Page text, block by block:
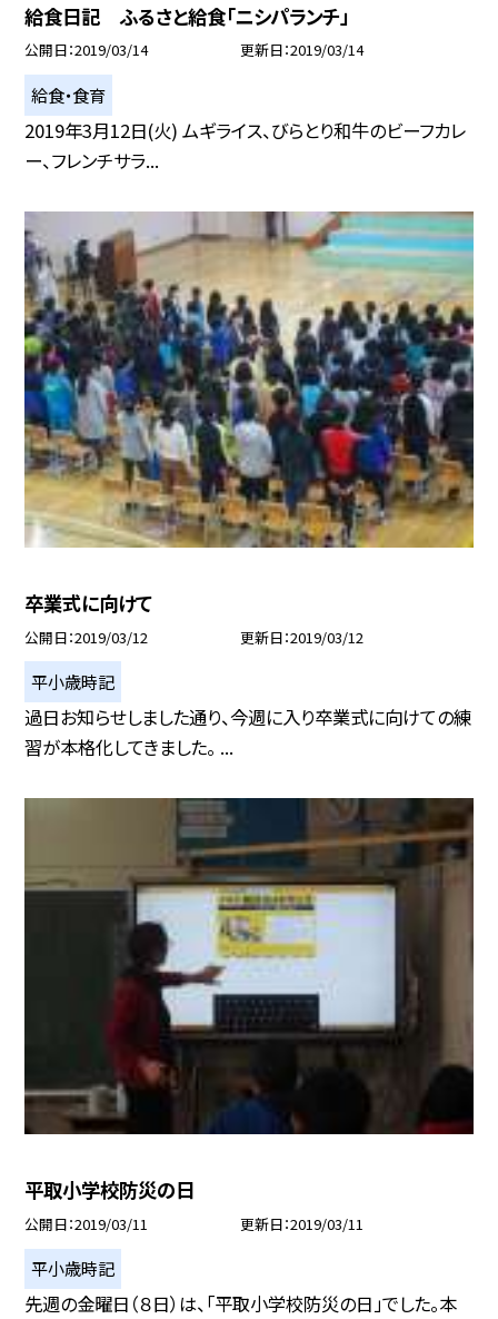
給食日記 ふるさと給食「ニシパランチ」
公開日 2019/03/14 更新日 2019/03/14
給食・食育
2019年3月12日(火) ムギライス、びらとり和牛のビーフカレ
ー、フレンチサラ...
卒業式に向けて
公開日 2019/03/12 更新日 2019/03/12
平小歳時記
過日お知らせしました通り、今週に入り卒業式に向けての練
習が本格化してきました。 ...
平取小学校防災の日
公開日 2019/03/11 更新日 2019/03/11
平小歳時記
先週の金曜日（８日）は、「平取小学校防災の日」でした。本